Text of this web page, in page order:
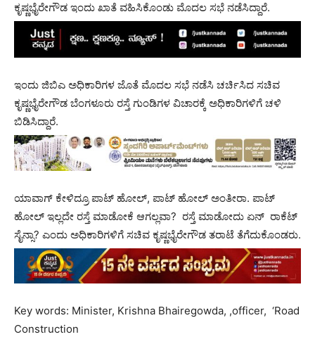
ಕೃಷ್ಣಭೈರೇಗೌಡ ಇಂದು ಖಾತೆ ವಹಿಸಿಕೊಂಡು ಮೊದಲ ಸಭೆ ನಡೆಸಿದ್ದಾರೆ.
ಇಂದು ಜಿಬಿಎ ಅಧಿಕಾರಿಗಳ ಜೊತೆ ಮೊದಲ ಸಭೆ ನಡೆಸಿ ಚರ್ಚಿಸಿದ ಸಚಿವ
ಕೃಷ್ಣಭೈರೇಗೌಡ ಬೆಂಗಳೂರು ರಸ್ತೆ ಗುಂಡಿಗಳ ವಿಚಾರಕ್ಕೆ ಅಧಿಕಾರಿಗಳಿಗೆ ಚಳಿ
ಬಿಡಿಸಿದ್ದಾರೆ.
ಯಾವಾಗ್ ಕೇಳಿದ್ರೂ ಪಾಟ್ ಹೋಲ್, ಪಾಟ್ ಹೋಲ್ ಅಂತೀರಾ. ಪಾಟ್
ಹೋಲ್ ಇಲ್ಲದೇ ರಸ್ತೆ ಮಾಡೋಕೆ ಆಗಲ್ಲವಾ? ರಸ್ತೆ ಮಾಡೋದು ಏನ್ ರಾಕೆಟ್
ಸೈನ್ಸಾ? ಎಂದು ಅಧಿಕಾರಿಗಳಿಗೆ ಸಚಿವ ಕೃಷ್ಣಭೈರೇಗೌಡ ತರಾಟೆ ತೆಗೆದುಕೊಂಡರು.
Key words: Minister, Krishna Bhairegowda, ,officer, ‘Road
Construction